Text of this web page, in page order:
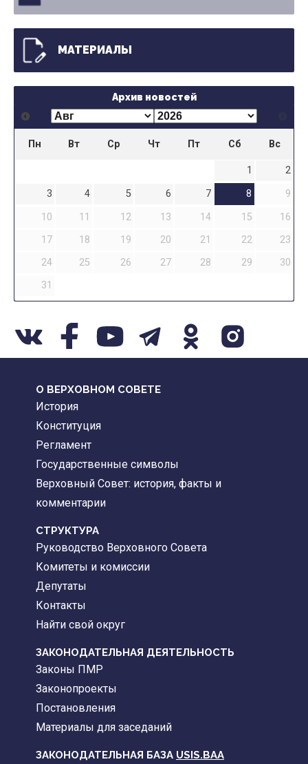
МАТЕРИАЛЫ
Архив новостей
Пн Вт Ср Чт Пт Сб Вс
1
2
3
4 5 6 7 8
9
10
11 12 13 14 15
16
17
18 19 20 21 22
23
24
25 26 27 28 29
30
31
О ВЕРХОВНОМ СОВЕТЕ
История
Конституция
Регламент
Государственные символы
Верховный Совет: история, факты и
комментарии
CТРУКТУРА
Руководство Верховного Совета
Комитеты и комиссии
Депутаты
Контакты
Найти свой округ
ЗАКОНОДАТЕЛЬНАЯ ДЕЯТЕЛЬНОСТЬ
Законы ПМР
Законопроекты
Постановления
Материалы для заседаний
ЗАКОНОДАТЕЛЬНАЯ БАЗА USIS.BAA